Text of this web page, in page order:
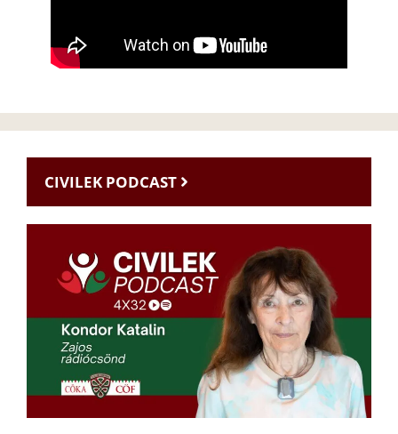
CIVILEK PODCAST